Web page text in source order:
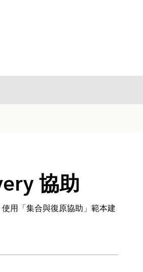
協助
用「集合與復原協助」範本建